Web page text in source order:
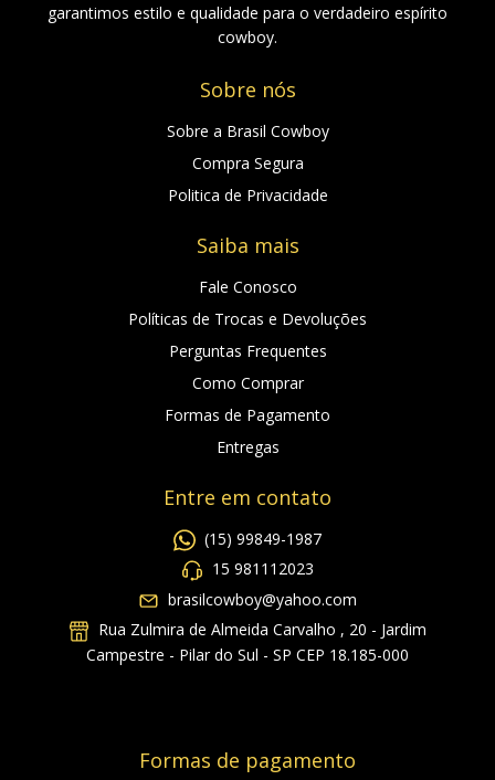
garantimos estilo e qualidade para o verdadeiro espírito
cowboy.
Sobre nós
Sobre a Brasil Cowboy
Compra Segura
Politica de Privacidade
Saiba mais
Fale Conosco
Políticas de Trocas e Devoluções
Perguntas Frequentes
Como Comprar
Formas de Pagamento
Entregas
Entre em contato
(15) 99849-1987
15 981112023
brasilcowboy@yahoo.com
Rua Zulmira de Almeida Carvalho , 20 - Jardim
Campestre - Pilar do Sul - SP CEP 18.185-000
Formas de pagamento